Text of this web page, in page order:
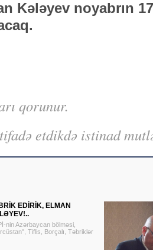
Kələyev noyabrın
qorunur.
etdikdə istinad
EDİRİK, ELMAN
nin Azərbaycan bölməsi,
Tiflis, Borçalı, Təbriklər